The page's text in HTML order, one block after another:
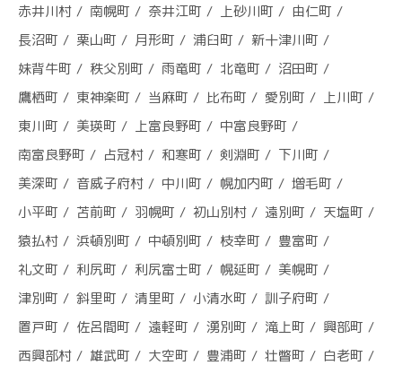
赤井川村
南幌町 奈井江町 上砂川町
由仁町
長沼町
栗山町 月形町 浦臼町
新十津川町
妹背牛町
秩父別町 雨竜町 北竜町
沼田町
鷹栖町
東神楽町 当麻町 比布町 愛別町
上川町
東川町
美瑛町 上富良野町
中富良野町
南富良野町
占冠村 和寒町 剣淵町
下川町
美深町
音威子府村 中川町 幌加内町
増毛町
小平町
苫前町 羽幌町 初山別村 遠別町
天塩町
猿払村
浜頓別町 中頓別町 枝幸町
豊富町
礼文町
利尻町 利尻富士町 幌延町
美幌町
津別町
斜里町 清里町 小清水町
訓子府町
置戸町
佐呂間町 遠軽町 湧別町 滝上町
興部町
西興部村
雄武町 大空町 豊浦町 壮瞥町
白老町